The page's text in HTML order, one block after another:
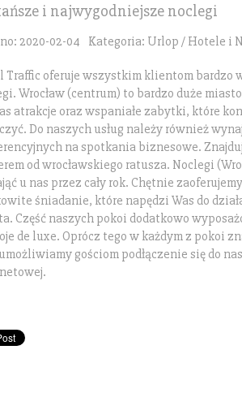
i najwygodniejsze noclegi
2020-02-04 Kategoria: Urlop / Hotele i
Traffic oferuje wszystkim klientom bardzo
Wrocław (centrum) to bardzo duże
atrakcje oraz wspaniałe zabytki, które
Do naszych usług należy również
na spotkania biznesowe.
od wrocławskiego ratusza. Noclegi
u nas przez cały rok. Chętnie
śniadanie, które napędzi Was do
Część naszych pokoi dodatkowo
de luxe. Oprócz tego w każdym z pokoi
gościom podłączenie się do